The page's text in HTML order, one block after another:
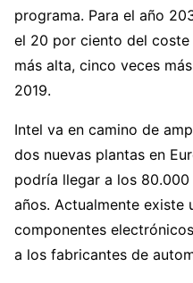
programa. Para el año
el 20 por ciento del
más alta, cinco veces
2019.
Intel va en camino de
dos nuevas plantas en
podría llegar a los
años. Actualmente existe
componentes
a los fabricantes de